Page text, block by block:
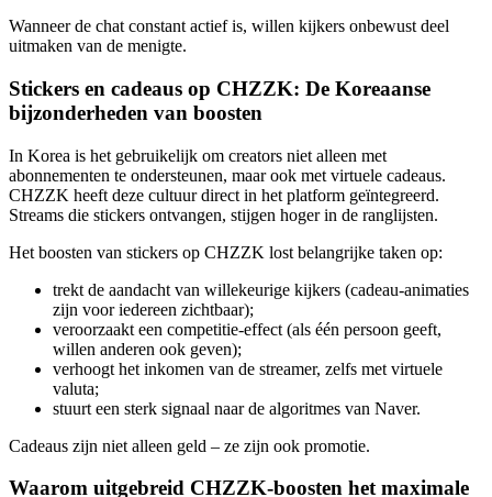
Wanneer de chat constant actief is, willen kijkers onbewust deel
uitmaken van de menigte.
Stickers en cadeaus op CHZZK: De Koreaanse
bijzonderheden van boosten
In Korea is het gebruikelijk om creators niet alleen met
abonnementen te ondersteunen, maar ook met virtuele cadeaus.
CHZZK heeft deze cultuur direct in het platform geïntegreerd.
Streams die stickers ontvangen, stijgen hoger in de ranglijsten.
Het boosten van stickers op CHZZK lost belangrijke taken op:
trekt de aandacht van willekeurige kijkers (cadeau-animaties
zijn voor iedereen zichtbaar);
veroorzaakt een competitie-effect (als één persoon geeft,
willen anderen ook geven);
verhoogt het inkomen van de streamer, zelfs met virtuele
valuta;
stuurt een sterk signaal naar de algoritmes van Naver.
Cadeaus zijn niet alleen geld – ze zijn ook promotie.
Waarom uitgebreid CHZZK-boosten het maximale